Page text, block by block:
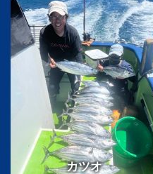
カツオ